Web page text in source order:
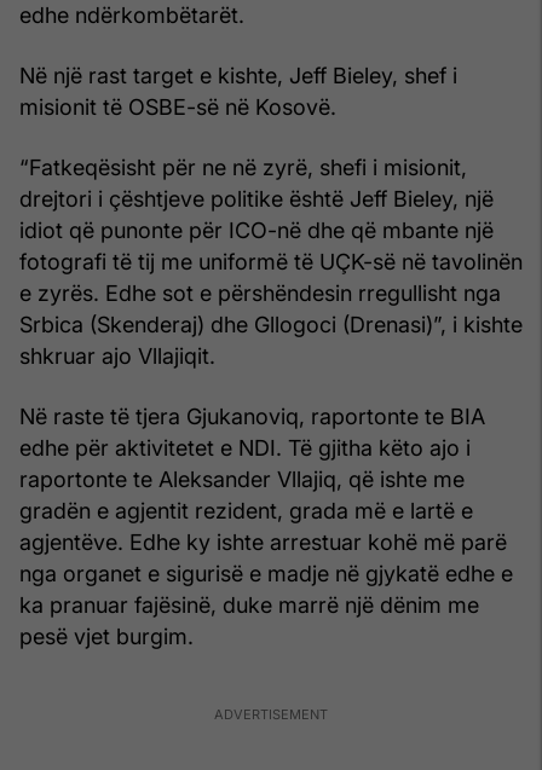
edhe ndërkombëtarët.
Në një rast target e kishte, Jeff Bieley, shef i
misionit të OSBE-së në Kosovë.
“Fatkeqësisht për ne në zyrë, shefi i misionit,
drejtori i çështjeve politike është Jeff Bieley, një
idiot që punonte për ICO-në dhe që mbante një
fotografi të tij me uniformë të UÇK-së në tavolinën
e zyrës. Edhe sot e përshëndesin rregullisht nga
Srbica (Skenderaj) dhe Gllogoci (Drenasi)”, i kishte
shkruar ajo Vllajiqit.
Në raste të tjera Gjukanoviq, raportonte te BIA
edhe për aktivitetet e NDI. Të gjitha këto ajo i
raportonte te Aleksander Vllajiq, që ishte me
gradën e agjentit rezident, grada më e lartë e
agjentëve. Edhe ky ishte arrestuar kohë më parë
nga organet e sigurisë e madje në gjykatë edhe e
ka pranuar fajësinë, duke marrë një dënim me
pesë vjet burgim.